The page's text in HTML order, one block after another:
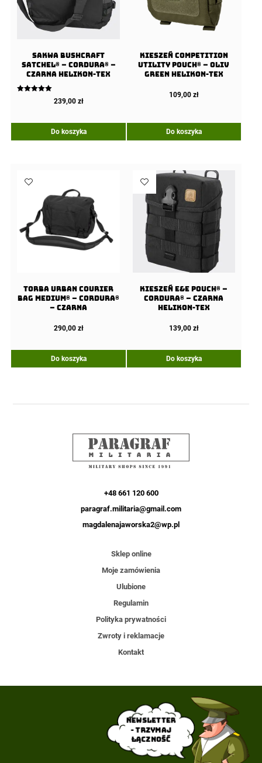
Sakwa BUSHCRAFT
SATCHEL® – Cordura® –
Czarna Helikon-tex
239,00 zł
Do koszyka
Kieszeń COMPETITION
Utility Pouch® – Oliv
Green Helikon-Tex
109,00 zł
Do koszyka
Torba URBAN COURIER
BAG Medium® – Cordura®
– Czarna
290,00 zł
Do koszyka
Kieszeń E&E Pouch® –
Cordura® – Czarna
Helikon-Tex
139,00 zł
Do koszyka
+48 661 120 600
paragraf.militaria@gmail.com
magdalenajaworska2@wp.pl
Sklep online
Moje zamówienia
Ulubione
Regulamin
Polityka prywatności
Zwroty i reklamacje
Kontakt
Newsletter
- trzymaj
łączność